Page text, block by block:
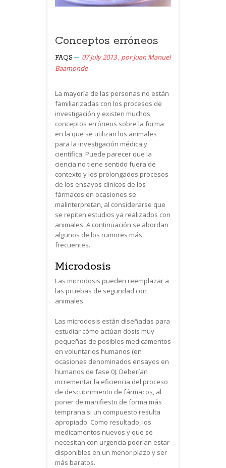
Conceptos erróneos
FAQS 07 July 2013 , porJuan Manuel
Baamonde
La mayoría de las personas no están
familiarizadas con los procesos de
investigación y existen muchos
conceptos erróneos sobre la forma
en la que se utilizan los animales
para la investigación médica y
científica. Puede parecer que la
ciencia no tiene sentido fuera de
contexto y los prolongados procesos
de los ensayos clínicos de los
fármacos en ocasiones se
malinterpretan, al considerarse que
se repiten estudios ya realizados con
animales. A continuación se abordan
algunos de los rumores más
frecuentes.
Microdosis
Las microdosis pueden reemplazar a
las pruebas de seguridad con
animales.
Las microdosis están diseñadas para
estudiar cómo actúan dosis muy
pequeñas de posibles medicamentos
en voluntarios humanos (en
ocasiones denominados ensayos en
humanos de fase 0). Deberían
incrementar la eficiencia del proceso
de descubrimiento de fármacos, al
poner de manifiesto de forma más
temprana si un compuesto resulta
apropiado. Como resultado, los
medicamentos nuevos y que se
necesitan con urgencia podrían estar
disponibles en un menor plazo y ser
más baratos.